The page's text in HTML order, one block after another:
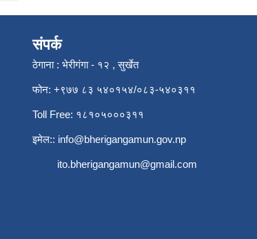
संपर्क
ठेगाना : भेरीगंगा - १२ , सुर्खेत
फोन: +९७७ ८३ ५४०१५४/०८३-५४०३११
Toll Free: १८१०५०००३११
इमेल:: info@bherigangamun.gov.np
ito.bherigangamun@gmail.com